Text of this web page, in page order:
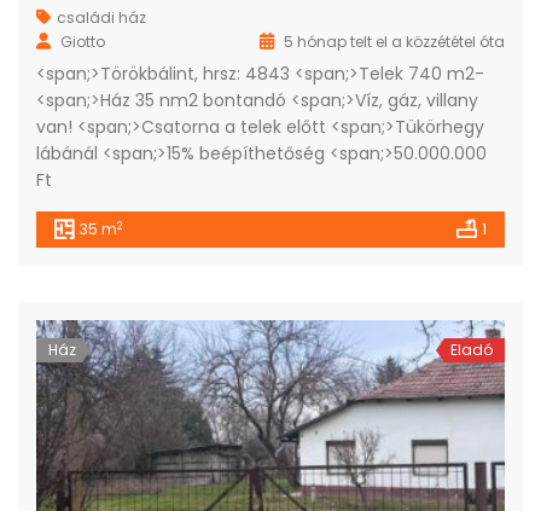
családi ház
Giotto
5 hónap telt el a közzététel óta
<span;>Törökbálint, hrsz: 4843 <span;>Telek 740 m2-
<span;>Ház 35 nm2 bontandó <span;>Víz, gáz, villany
van! <span;>Csatorna a telek előtt <span;>Tükörhegy
lábánál <span;>15% beépíthetőség <span;>50.000.000
Ft
35 m2 1
Ház Eladó